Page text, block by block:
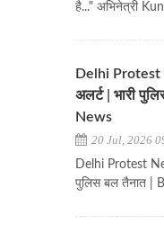
है..." अभिनेत्री
Delhi Protest
अलर्ट | भारी
News
20 Jul, 2026
Delhi Protest
पुलिस बल तैनात |